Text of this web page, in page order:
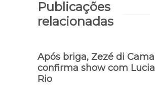
Publicações
relacionadas
Após briga, Zezé di
confirma show com
Rio